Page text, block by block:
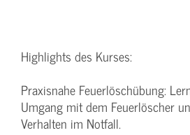
Highlights des Kurses:
Praxisnahe Feuerlöschübung:
Umgang mit dem Feuerlöscher
Verhalten im Notfall.